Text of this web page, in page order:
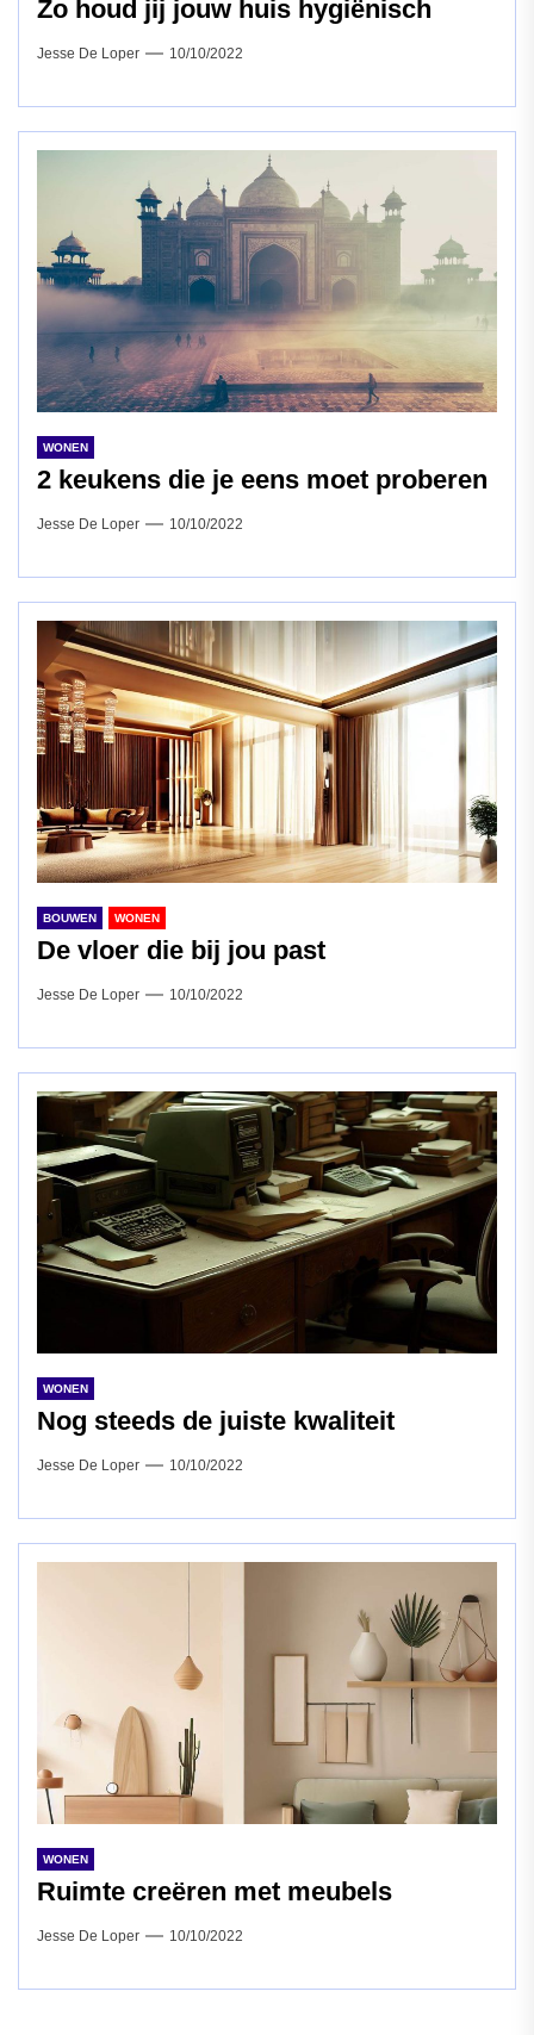
Zo houd jij jouw huis hygiënisch
Jesse De Loper 10/10/2022
WONEN
2 keukens die je eens moet proberen
Jesse De Loper 10/10/2022
BOUWEN WONEN
De vloer die bij jou past
Jesse De Loper 10/10/2022
WONEN
Nog steeds de juiste kwaliteit
Jesse De Loper 10/10/2022
WONEN
Ruimte creëren met meubels
Jesse De Loper 10/10/2022